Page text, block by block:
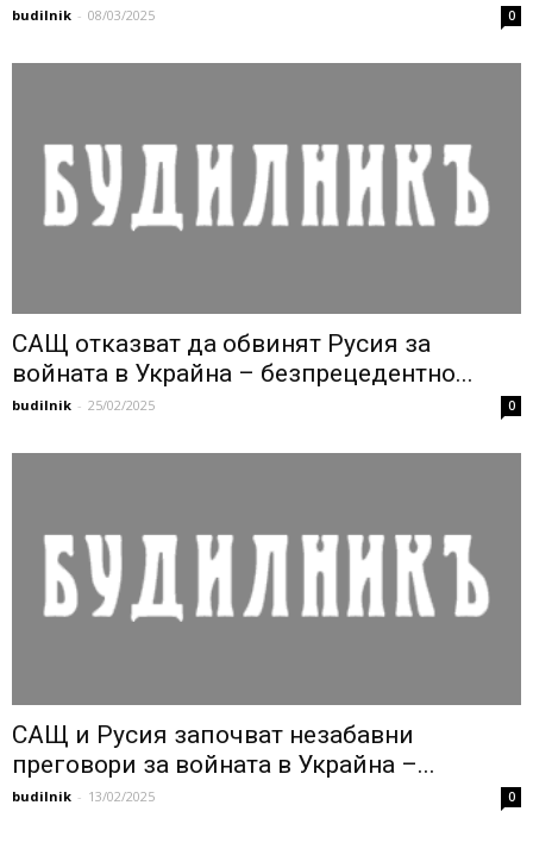
budilnik - 08/03/2025 0
САЩ отказват да обвинят Русия за
войната в Украйна – безпрецедентно...
budilnik - 25/02/2025 0
САЩ и Русия започват незабавни
преговори за войната в Украйна –...
budilnik - 13/02/2025 0